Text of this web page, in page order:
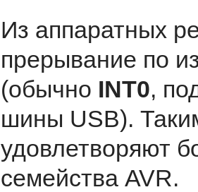
Из аппаратных
прерывание по
(обычно INT0,
шины USB).
удовлетворяют
семейства AVR.